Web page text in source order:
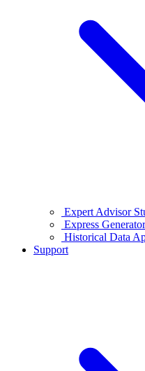
Expert Advisor
Express Generator
Historical Data
Support